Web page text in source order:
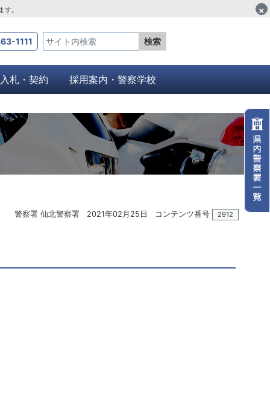
1111 検索
。 ×
入札・契約 採用案内・警察学校
警察署 仙北警察署 2021年02月25日 コンテンツ番号 2912